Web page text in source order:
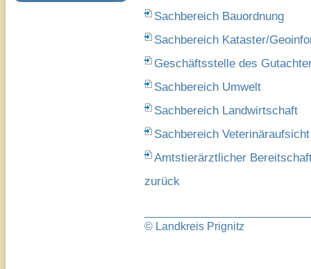
Sachbereich Bauordnung
Sachbereich Kataster/
Geschäftsstelle des
Sachbereich Umwelt
Sachbereich Landwirtschaft
Sachbereich
Amtstierärztlicher
zurück
© Landkreis Prignitz